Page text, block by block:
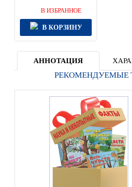
В ИЗБРАННОЕ
В КОРЗИНУ
АННОТАЦИЯ
РЕКОМЕНДУЕМЫЕ